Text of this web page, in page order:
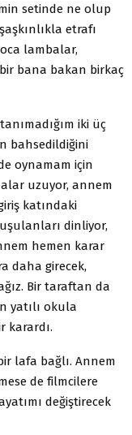
setinde ne olup
etrafı
lambalar,
bana bakan birkaç
iki üç
bahsedildiğini
oynamam için
uzuyor, annem
katındaki
dinliyor,
hemen karar
daha girecek,
Bir taraftan da
yatılı okula
karardı.
lafa bağlı. Annem
de filmcilere
değiştirecek